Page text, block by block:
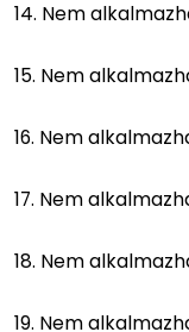
14. Nem
15. Nem
16. Nem
17. Nem
18. Nem
19. Nem